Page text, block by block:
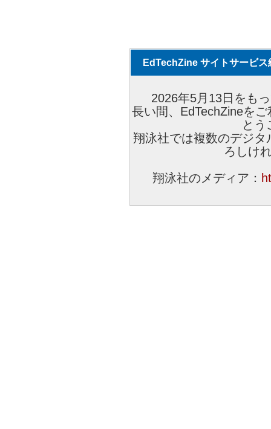
EdTechZine サイトサービス
2026年5月13日をも
長い間、EdTechZineを
とう
翔泳社では複数のデジ
ろしけ
翔泳社のメディア：